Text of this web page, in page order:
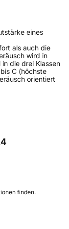
eines
als auch die
wird in
die drei Klassen
C (höchste
orientiert
finden.